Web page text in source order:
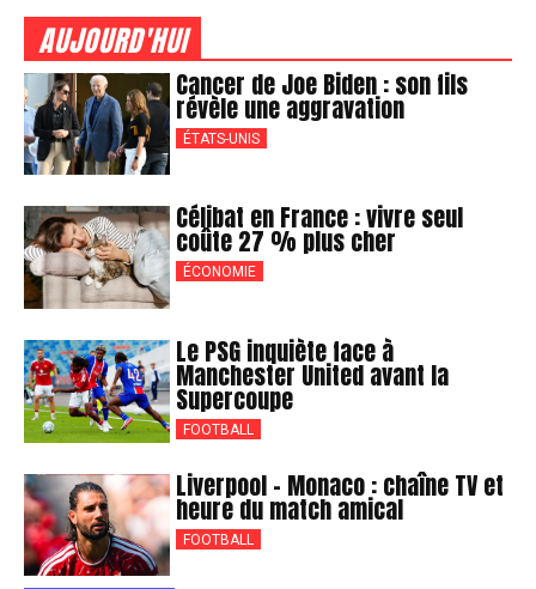
AUJOURD'HUI
Cancer de Joe Biden : son fils
révèle une aggravation
ÉTATS-UNIS
Célibat en France : vivre seul
coûte 27 % plus cher
ÉCONOMIE
Le PSG inquiète face à
Manchester United avant la
Supercoupe
FOOTBALL
Liverpool – Monaco : chaîne TV et
heure du match amical
FOOTBALL